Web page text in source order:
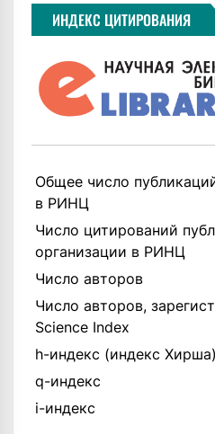
ИНДЕКС ЦИТИРОВАНИЯ
Общее число
в РИНЦ
Число цитирований
организации в РИНЦ
Число авторов
Число авторов,
Science Index
h-индекс (индекс Хирша)
q-индекс
i-индекс